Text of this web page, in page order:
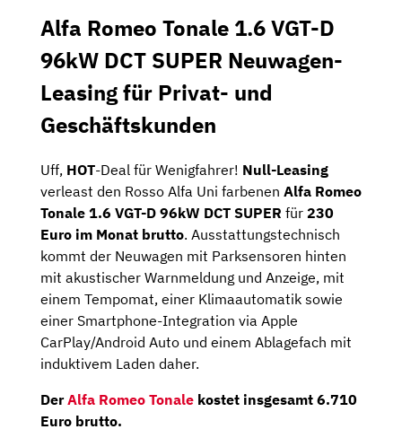
Alfa Romeo Tonale 1.6 VGT-D
96kW DCT SUPER Neuwagen-
Leasing für Privat- und
Geschäftskunden
Uff, HOT-Deal für Wenigfahrer! Null-Leasing
verleast den Rosso Alfa Uni farbenen Alfa Romeo
Tonale 1.6 VGT-D 96kW DCT SUPER für 230
Euro im Monat brutto. Ausstattungstechnisch
kommt der Neuwagen mit Parksensoren hinten
mit akustischer Warnmeldung und Anzeige, mit
einem Tempomat, einer Klimaautomatik sowie
einer Smartphone-Integration via Apple
CarPlay/Android Auto und einem Ablagefach mit
induktivem Laden daher.
DerAlfa Romeo Tonale kostet insgesamt 6.710
Euro brutto.